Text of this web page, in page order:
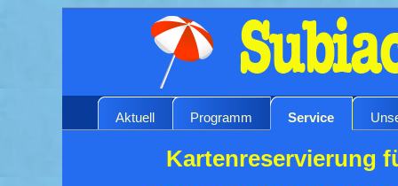
Aktuell Programm Service
Kartenreservierung